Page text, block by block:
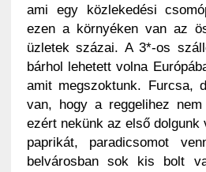
ami egy közlekedési
ezen a környéken van az
üzletek százai. A 3*-os
bárhol lehetett volna
amit megszoktunk. Furcsa,
van, hogy a reggelihez nem
ezért nekünk az első dolgunk
paprikát, paradicsomot
belvárosban sok kis bolt